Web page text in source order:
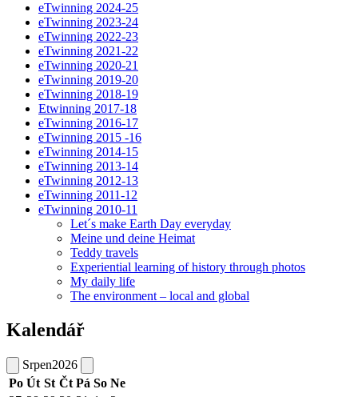
eTwinning 2024-25
eTwinning 2023-24
eTwinning 2022-23
eTwinning 2021-22
eTwinning 2020-21
eTwinning 2019-20
eTwinning 2018-19
Etwinning 2017-18
eTwinning 2016-17
eTwinning 2015 -16
eTwinning 2014-15
eTwinning 2013-14
eTwinning 2012-13
eTwinning 2011-12
eTwinning 2010-11
Let´s make Earth Day everyday
Meine und deine Heimat
Teddy travels
Experiential learning of history through photos
My daily life
The environment – local and global
Kalendář
Srpen2026
Po Út St Čt Pá So Ne